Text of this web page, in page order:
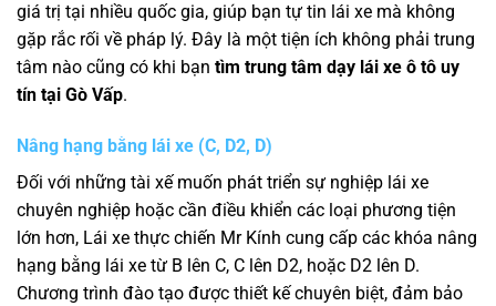
giá trị tại nhiều quốc gia, giúp bạn tự tin lái xe mà không
gặp rắc rối về pháp lý. Đây là một tiện ích không phải trung
tâm nào cũng có khi bạn tìm trung tâm dạy lái xe ô tô uy
tín tại Gò Vấp.
Nâng hạng bằng lái xe (C, D2, D)
Đối với những tài xế muốn phát triển sự nghiệp lái xe
chuyên nghiệp hoặc cần điều khiển các loại phương tiện
lớn hơn, Lái xe thực chiến Mr Kính cung cấp các khóa nâng
hạng bằng lái xe từ B lên C, C lên D2, hoặc D2 lên D.
Chương trình đào tạo được thiết kế chuyên biệt, đảm bảo